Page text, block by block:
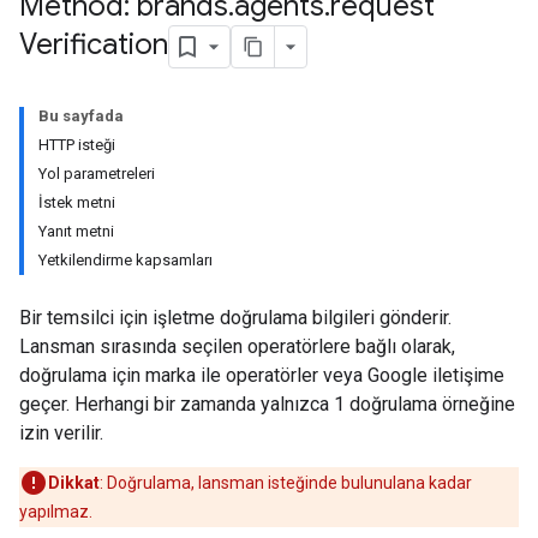
Verification
Bu sayfada
HTTP isteği
Yol parametreleri
İstek metni
Yanıt metni
Yetkilendirme kapsamları
Bir temsilci için işletme doğrulama bilgileri gönderir.
Lansman sırasında seçilen operatörlere bağlı olarak,
doğrulama için marka ile operatörler veya Google iletişime
geçer. Herhangi bir zamanda yalnızca 1 doğrulama örneğine
izin verilir.
Dikkat: Doğrulama, lansman isteğinde bulunulana kadar
yapılmaz.